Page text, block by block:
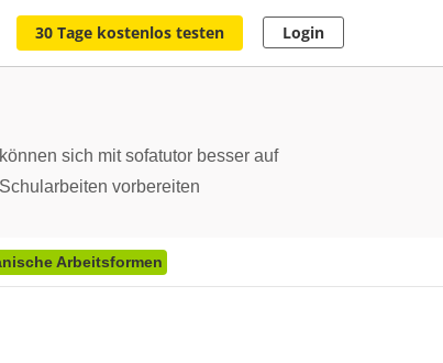
30 Tage kostenlos testen Login
können sich mit sofatutor besser auf
Schularbeiten vorbereiten
Arbeitsformen